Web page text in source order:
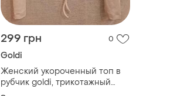
299 грн 0
Goldi
Женский укороченный топ в
рубчик goldi, трикотажный
кроп-топ голди с круглым